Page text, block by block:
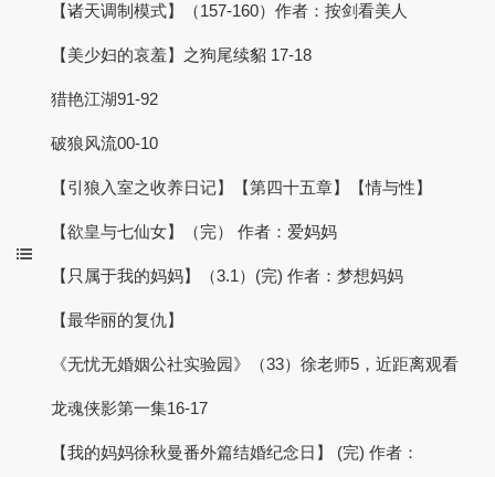
【诸天调制模式】（157-160）作者：按剑看美人
【美少妇的哀羞】之狗尾续貂 17-18
猎艳江湖91-92
破狼风流00-10
【引狼入室之收养日记】【第四十五章】【情与性】
【欲皇与七仙女】（完） 作者：爱妈妈
【只属于我的妈妈】（3.1）(完) 作者：梦想妈妈
【最华丽的复仇】
《无忧无婚姻公社实验园》（33）徐老师5，近距离观看
龙魂侠影第一集16-17
【我的妈妈徐秋曼番外篇结婚纪念日】 (完) 作者：